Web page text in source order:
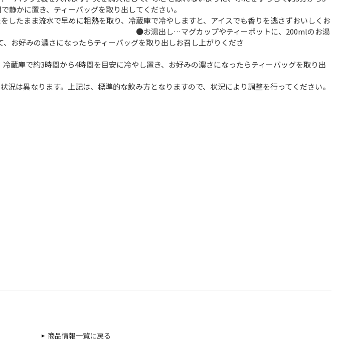
静かに置き、ティーバッグを取り出してください。
たまま流水で早めに粗熱を取り、冷蔵庫で冷やしますと、アイスでも香りを逃さずおいしくお
湯出し…マグカップやティーポットに、200mlのお湯
お好みの濃さになったらティーバッグを取り出しお召し上がりくださ
庫で約3時間から4時間を目安に冷やし置き、お好みの濃さになったらティーバッグを取り出
は異なります。上記は、標準的な飲み方となりますので、状況により調整を行ってください。
商品情報一覧に戻る